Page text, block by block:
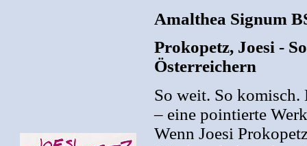
Amalthea Signum
Prokopetz, Joesi -
Österreichern
So weit. So komisch.
– eine pointierte
Wenn Joesi